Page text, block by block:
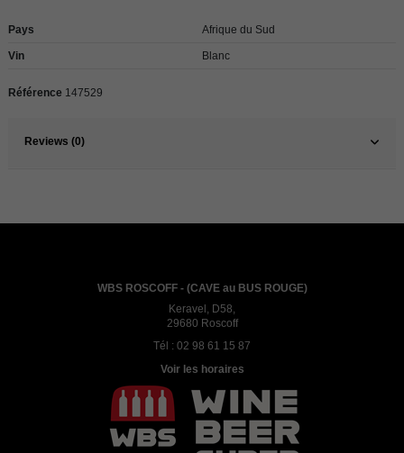
Pays Afrique du Sud
Vin Blanc
Référence 147529
Reviews (0)
WBS ROSCOFF - (CAVE au BUS ROUGE)
Keravel, D58,
29680 Roscoff
Tél : 02 98 61 15 87
Voir les horaires